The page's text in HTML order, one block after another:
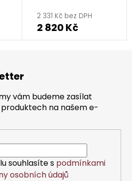
2 331 Kč bez DPH
2 820 Kč
vám budeme zasílat
na našem e-
souhlasíte s podmínkami
osobních údajů